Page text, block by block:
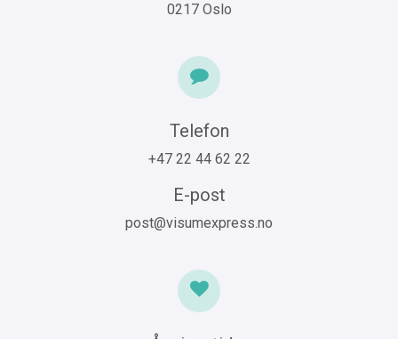
0217 Oslo
Telefon
+47 22 44 62 22
E-post
post@visumexpress.no